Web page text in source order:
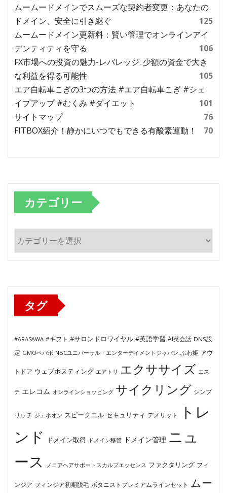
ムームードメインでスムーズな契約者変更：あなたの
ドメイン、安全に引き継ぐ
125
ムームードメイン更新料：賢い管理でオンラインアイ
デンティティを守る
106
FX市場への投資の魅力-レバレッジ: 少額の資金で大き
な利益を得る可能性
105
エア自転車こぎの3つの方法 #エア自転車こぎ #シェ
イプアップ #むくみ #ダイエット
101
サイトマップ
76
FITBOX紹介！静かにいつでもできる有酸素運動！
70
カテゴリー
テ
タグ
#ARASAWA #ギフト #サロンドロワイヤル #英語学習 AI英会話 DNS設
定 GMOペパボ NBCユニバーサル・エンターテイメントジャパン ふわ姫 アウ
トドア ウェブホスティング エアトリ エクササイズ エス
テ エレコム オンラインショッピング サイクリング シンプ
リッチ ジェネオン スピークエル セキュリティ デメリット
トレ
ンド
ドメイン取得 ドメイン移管 ドメイン管理 ニュ
ース
ノコアヘアサポートスカルプエッセンス ファクタリング フィ
ンジア フィンジア初期脱毛 ボタニストプレミアムラインセット ムー